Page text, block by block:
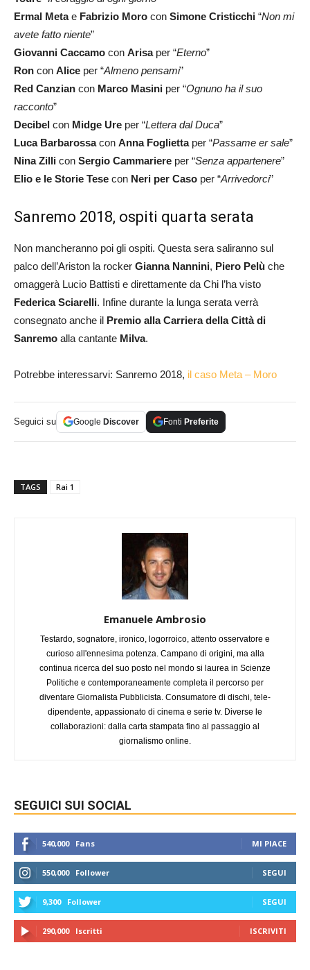
Ermal Metae Fabrizio Moro con Simone Cristicchi “Non mi
avete fatto niente”
Giovanni Caccamo con Arisaper “Eterno”
Ron con Alice per “Almeno pensami”
Red Canzian con Marco Masini per “Ognuno ha il suo
racconto”
Decibel con Midge Ure per “Lettera dal Duca”
Luca Barbarossacon Anna Fogliettaper “Passame er sale”
Nina Zilli con Sergio Cammariere per “Senza appartenere”
Elio e le Storie Tese con Neri per Caso per “Arrivedorci”
Sanremo 2018, ospiti quarta serata
Non mancheranno poi gli ospiti. Questa sera saliranno sul
palco dell’Ariston la rocker Gianna Nannini, Piero Pelù che
omaggerà Lucio Battisti e direttamente da Chi l’ha visto
Federica Sciarelli. Infine durante la lunga serata verrà
consegnato anche il Premio alla Carriera della Città di
Sanremo alla cantante Milva.
Potrebbe interessarvi: Sanremo 2018, il caso Meta – Moro
Seguici su Google Discover Fonti Preferite
TAGS Rai 1
Emanuele Ambrosio
Testardo, sognatore, ironico, logorroico, attento osservatore e
curioso all'ennesima potenza. Campano di origini, ma alla
continua ricerca del suo posto nel mondo si laurea in Scienze
Politiche e contemporaneamente completa il percorso per
diventare Giornalista Pubblicista. Consumatore di dischi, tele-
dipendente, appassionato di cinema e serie tv. Diverse le
collaborazioni: dalla carta stampata fino al passaggio al
giornalismo online.
SEGUICI SUI SOCIAL
540,000 Fans MI PIACE
550,000 Follower SEGUI
9,300 Follower SEGUI
290,000 Iscritti ISCRIVITI